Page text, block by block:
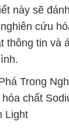
này sẽ
cứu
thông tin và
Trong
chất
Light